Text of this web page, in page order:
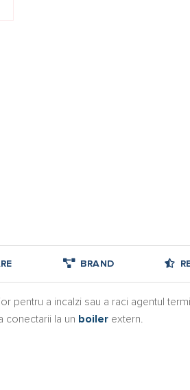
BRAND
pentru a incalzi sau a raci agentul
conectarii la un boiler extern.